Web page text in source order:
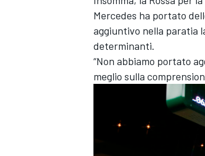
Mercedes ha portato
aggiuntivo nella paratia
determinanti.
“Non abbiamo portato
meglio sulla